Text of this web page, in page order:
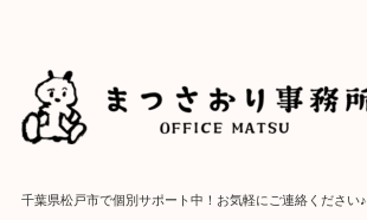
千葉県松戸市で個別サポート中！お気軽にご連絡ください♪